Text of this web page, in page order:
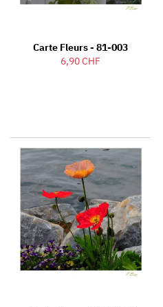
Carte Fleurs - 81-003
6,90 CHF